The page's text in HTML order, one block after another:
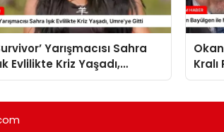
Yarışmacısı Sahra
Evlilikte Kriz Yaşadı,
Gitti